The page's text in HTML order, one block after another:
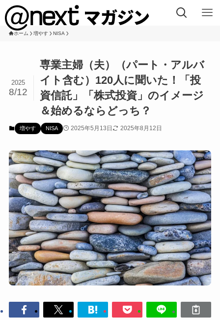
ホーム 増やす NISA
専業主婦（夫）（パート・アルバ
イト含む）120人に聞いた！「投
資信託」「株式投資」のイメージ
＆始めるならどっち？
2025
8/12
増やす NISA 2025年5月13日 2025年8月12日